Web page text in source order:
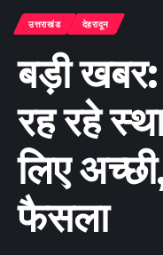
उत्तराखंड देहरादून
बड़ी खबर:
रह रहे
लिए
फैसला